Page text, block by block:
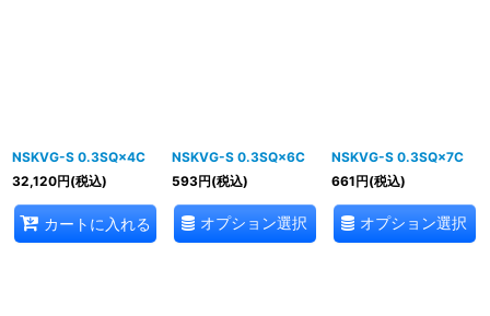
NSKVG-S 0.3SQ×4C
32,120円(税込)
カートに入れる
NSKVG-S 0.3SQ×6C
593円(税込)
オプション選択
NSKVG-S 0.3SQ×7C
661円(税込)
オプション選択